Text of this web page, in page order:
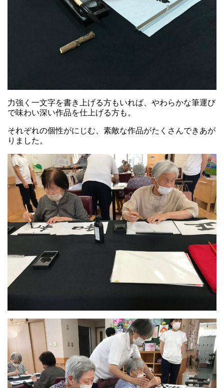
力強く一文字を書き上げる方もいれば、やわらかな筆運び
で味わい深い作品を仕上げる方も。
それぞれの個性がにじむ、素敵な作品がたくさんできあが
りました。